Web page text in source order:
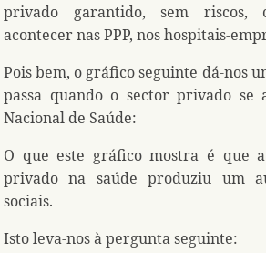
privado garantido, sem riscos,
acontecer nas PPP, nos hospitais-
Pois bem, o gráfico seguinte dá-nos
passa quando o sector privado se
Nacional de Saúde:
O que este gráfico mostra é que
privado na saúde produziu um
sociais.
Isto leva-nos à pergunta seguinte: